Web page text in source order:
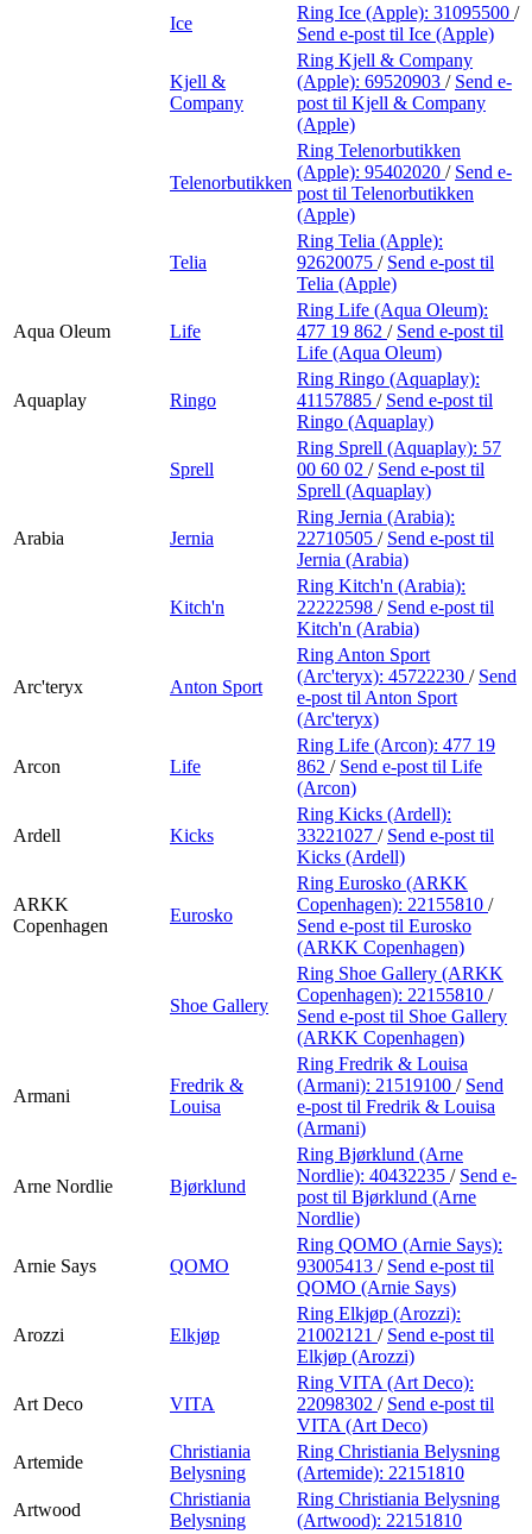
Ice
Ring Ice (Apple): 31095500 /
Send e-post til Ice (Apple)
Kjell &
Company
Ring Kjell & Company
(Apple): 69520903 / Send e-
post til Kjell & Company
(Apple)
Telenorbutikken
Ring Telenorbutikken
(Apple): 95402020 / Send e-
post til Telenorbutikken
(Apple)
Telia
Ring Telia (Apple):
92620075 / Send e-post til
Telia (Apple)
Aqua Oleum Life
Ring Life (Aqua Oleum):
477 19 862 / Send e-post til
Life (Aqua Oleum)
Aquaplay Ringo
Ring Ringo (Aquaplay):
41157885 / Send e-post til
Ringo (Aquaplay)
Sprell
Ring Sprell (Aquaplay): 57
00 60 02 / Send e-post til
Sprell (Aquaplay)
Arabia Jernia
Ring Jernia (Arabia):
22710505 / Send e-post til
Jernia (Arabia)
Kitch'n
Ring Kitch'n (Arabia):
22222598 / Send e-post til
Kitch'n (Arabia)
Arc'teryx Anton Sport
Ring Anton Sport
(Arc'teryx): 45722230 / Send
e-post til Anton Sport
(Arc'teryx)
Arcon Life
Ring Life (Arcon): 477 19
862 / Send e-post til Life
(Arcon)
Ardell Kicks
Ring Kicks (Ardell):
33221027 / Send e-post til
Kicks (Ardell)
ARKK
Copenhagen
Eurosko
Ring Eurosko (ARKK
Copenhagen): 22155810 /
Send e-post til Eurosko
(ARKK Copenhagen)
Shoe Gallery
Ring Shoe Gallery (ARKK
Copenhagen): 22155810 /
Send e-post til Shoe Gallery
(ARKK Copenhagen)
Armani
Fredrik &
Louisa
Ring Fredrik & Louisa
(Armani): 21519100 / Send
e-post til Fredrik & Louisa
(Armani)
Arne Nordlie Bjørklund
Ring Bjørklund (Arne
Nordlie): 40432235 / Send e-
post til Bjørklund (Arne
Nordlie)
Arnie Says QOMO
Ring QOMO (Arnie Says):
93005413 / Send e-post til
QOMO (Arnie Says)
Arozzi Elkjøp
Ring Elkjøp (Arozzi):
21002121 / Send e-post til
Elkjøp (Arozzi)
Art Deco VITA
Ring VITA (Art Deco):
22098302 / Send e-post til
VITA (Art Deco)
Artemide
Christiania
Belysning
Ring Christiania Belysning
(Artemide): 22151810
Artwood
Christiania
Belysning
Ring Christiania Belysning
(Artwood): 22151810